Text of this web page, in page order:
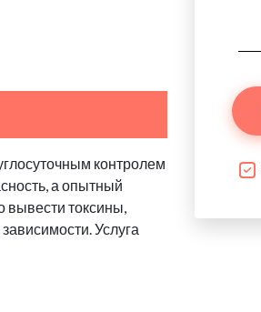
контролем
а опытный
вывести токсины,
Услуга